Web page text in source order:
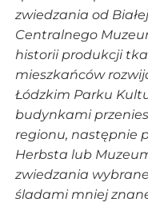
zwiedzania od
Centralnego
historii produkcji
mieszkańców
Łódzkim Parku
budynkami
regionu, następnie
Herbsta lub
zwiedzania
śladami mniej